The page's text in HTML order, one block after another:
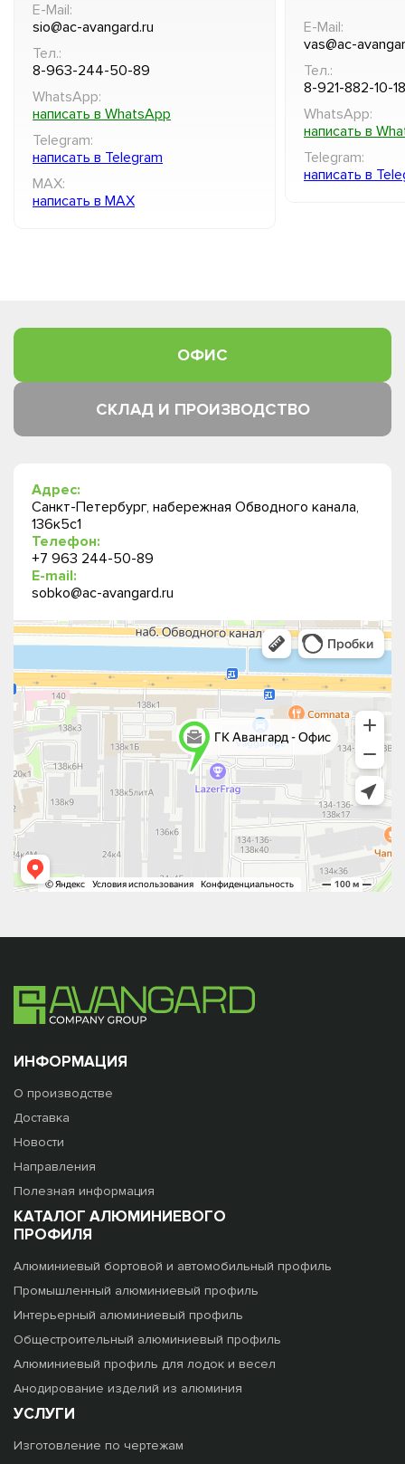
E-Mail:
sio@ac-avangard.ru
Тел.:
8-963-244-50-89
WhatsApp:
написать в WhatsApp
Telegram:
написать в Telegram
MAX:
написать в MAX
E-Mail:
vas@ac-
Тел.:
8-921-882-10-18
WhatsApp:
написать в
Telegram:
написать в
ОФИС
СКЛАД И ПРОИЗВОДСТВО
Адрес:
Санкт-Петербург, набережная Обводного канала,
136к5с1
Телефон:
+7 963 244-50-89
E-mail:
sobko@ac-avangard.ru
ИНФОРМАЦИЯ
О производстве
Доставка
Новости
Направления
Полезная информация
КАТАЛОГ АЛЮМИНИЕВОГО
ПРОФИЛЯ
Алюминиевый бортовой и автомобильный профиль
Промышленный алюминиевый профиль
Интерьерный алюминиевый профиль
Общестроительный алюминиевый профиль
Алюминиевый профиль для лодок и весел
Анодирование изделий из алюминия
УСЛУГИ
Изготовление по чертежам